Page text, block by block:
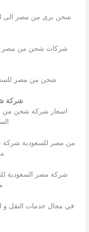
شحن برى من مصر الى
شركات شحن من مصر
شحن من مصر
شركة
اسعار شركة شحن من
من مصر للسعودية
شركة مصر السعودية
في مجال خدمات النقل